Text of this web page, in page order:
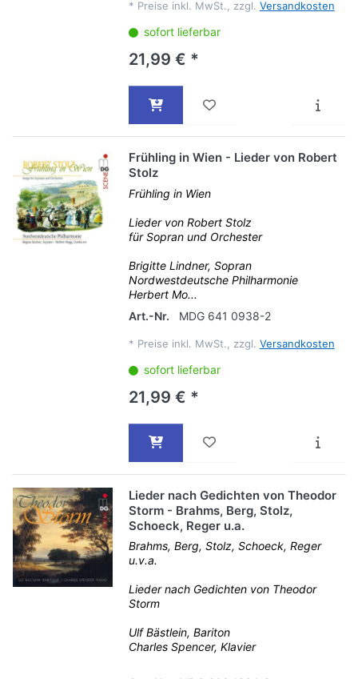
* Preise inkl. MwSt., zzgl. Versandkosten
sofort lieferbar
21,99 € *
Frühling in Wien - Lieder von Robert
Stolz
Frühling in Wien
Lieder von Robert Stolz
für Sopran und Orchester
Brigitte Lindner, Sopran
Nordwestdeutsche Philharmonie
Herbert Mo...
Art.-Nr.
MDG 641 0938-2
* Preise inkl. MwSt., zzgl. Versandkosten
sofort lieferbar
21,99 € *
Lieder nach Gedichten von Theodor
Storm - Brahms, Berg, Stolz,
Schoeck, Reger u.a.
Brahms, Berg, Stolz, Schoeck, Reger
u.v.a.
Lieder nach Gedichten von Theodor
Storm
Ulf Bästlein, Bariton
Charles Spencer, Klavier